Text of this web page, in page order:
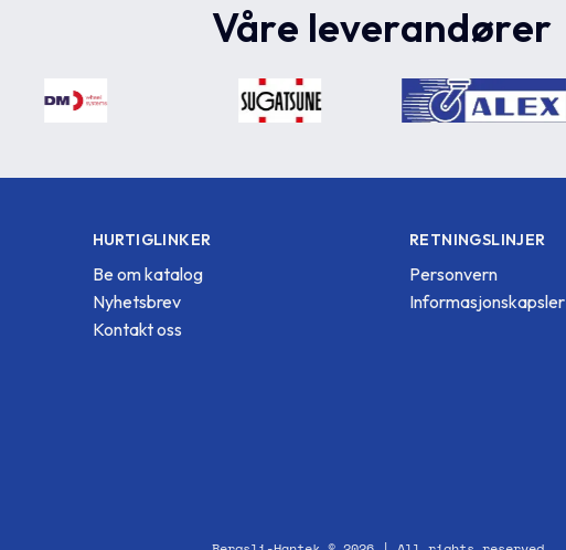
Våre leverandører
HURTIGLINKER
Be om katalog
Nyhetsbrev
Kontakt oss
RETNINGSLINJER
Personvern
Informasjonskapsler